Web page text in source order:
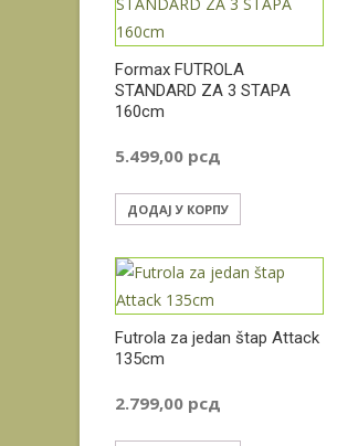
Formax FUTROLA
STANDARD ZA 3 STAPA
160cm
5.499,00 рсд
ДОДАЈ У КОРПУ
Futrola za jedan štap Attack
135cm
2.799,00 рсд